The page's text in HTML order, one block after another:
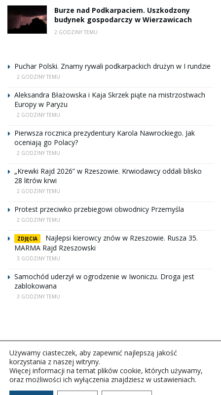
Burze nad Podkarpaciem. Uszkodzony
budynek gospodarczy w Wierzawicach
2 GODZINY TEMU
Puchar Polski. Znamy rywali podkarpackich drużyn w I rundzie
2 GODZINY TEMU
Aleksandra Błażowska i Kaja Skrzek piąte na mistrzostwach
Europy w Paryżu
2 GODZINY TEMU
Pierwsza rocznica prezydentury Karola Nawrockiego. Jak
oceniają go Polacy?
2 GODZINY TEMU
„Krewki Rajd 2026” w Rzeszowie. Krwiodawcy oddali blisko
28 litrów krwi
2 GODZINY TEMU
Protest przeciwko przebiegowi obwodnicy Przemyśla
2 GODZINY TEMU
ZDJĘCIA
Najlepsi kierowcy znów w Rzeszowie. Rusza 35.
MARMA Rajd Rzeszowski
3 GODZINY TEMU
Samochód uderzył w ogrodzenie w Iwoniczu. Droga jest
zablokowana
3 GODZINY TEMU
Copyright © 2026Polskie Radio Rzeszów S.A. w likwidacj.
Używamy ciasteczek, aby zapewnić najlepszą jakość
korzystania z naszej witryny.
Więcej informacji na temat plików cookie, których używamy,
oraz możliwości ich wyłączenia znajdziesz w ustawieniach.